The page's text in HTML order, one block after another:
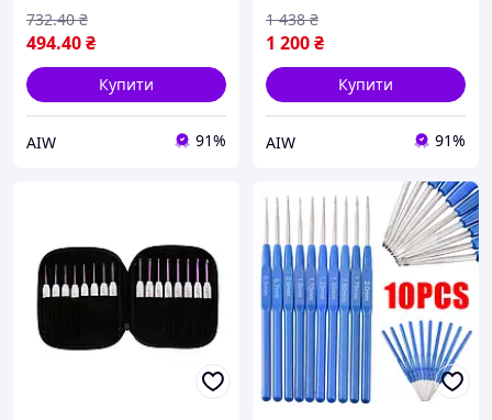
494.40₴
732.40 ₴
Купити
AIW 91%
1 200₴
1 438 ₴
Купити
AIW 91%